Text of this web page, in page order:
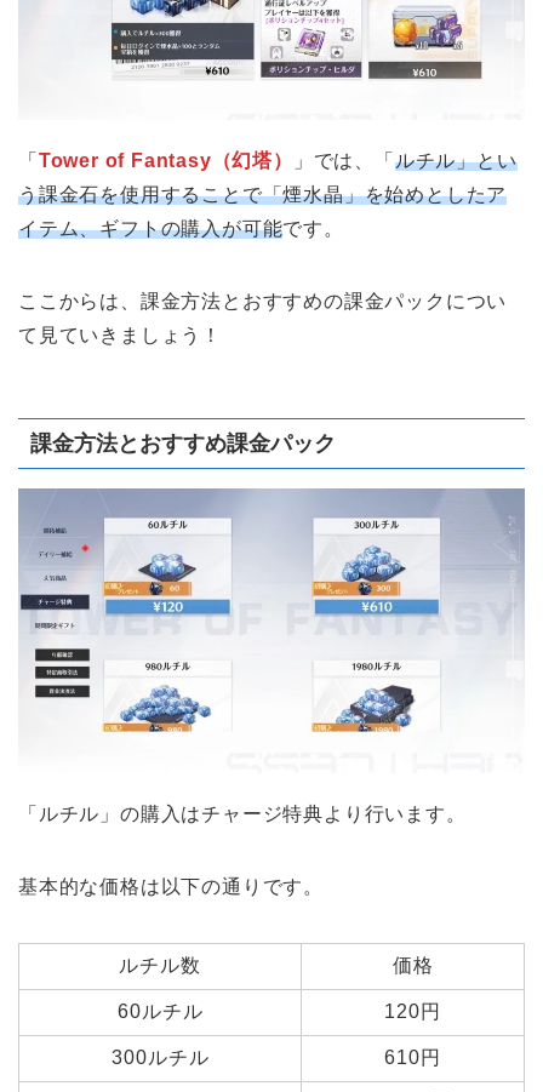
「 Tower of Fantasy（幻塔） 」では、「 ルチル」とい
う課金石を使用することで「煙水晶」を始めとしたア
イテム、ギフトの購入が可能です。
ここからは、課金方法とおすすめの課金パックについ
て見ていきましょう！
課金方法とおすすめ課金パック
「ルチル」の購入はチャージ特典より行います。
基本的な価格は以下の通りです。
ルチル数 価格
60ルチル 120円
300ルチル 610円